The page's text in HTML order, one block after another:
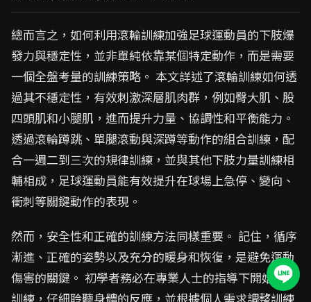
總而言之，如何利用滾輪訓練加強足球運動員的下肢爆
發力與穩定性，並非單純依靠某個特定動作，而是需要
一個全盤考量的訓練策略。 本文詳述了滾輪訓練如何透
過其不穩定性，有效刺激深層肌肉群，例如臀大肌、股
四頭肌和小腿肌，進而提升力量、協調性和平衡能力。
透過滾輪蹲跳、單腿滾動與深蹲等動作的組合訓練，配
合一週二到三次的規律訓練，並與其他下肢力量訓練相
輔相成，足球運動員能有效提升在球場上急停、變向、
衝刺等關鍵動作的表現。
然而，安全性和正確的訓練方法同樣重要。 記住，循序
漸進、正確的姿勢以及充分的暖身和恢復，是避免運動
傷害的關鍵。 初學者務必在專業人士的指導下開始滾輪
訓練，仔細聆聽身體的反應，並根據個人需求調整訓練